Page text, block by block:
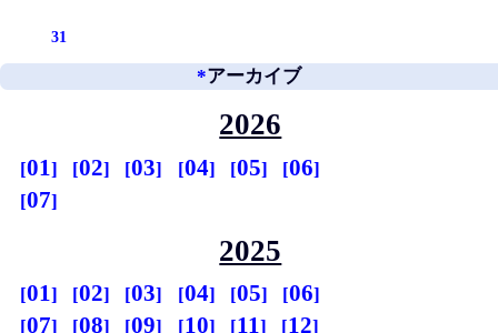
31
*アーカイブ
2026
01 02 03 04 05
06
07
2025
01 02 03 04 05
06
07
08 09 10 11 12